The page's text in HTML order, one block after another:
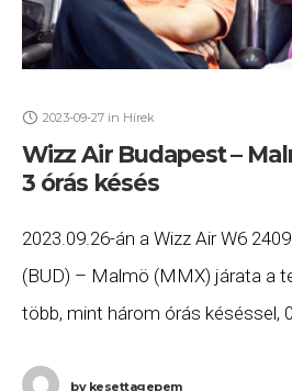
2023-09-27 in Hírek
Wizz Air Budapest –
3 órás késés
2023.09.26-án a Wizz Air W6
(BUD) – Malmö (MMX) járata a
több, mint három órás késéssel,
bykesettagepem